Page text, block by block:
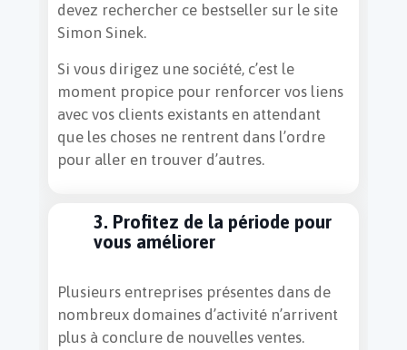
devez rechercher ce bestseller sur le site
Simon Sinek.
Si vous dirigez une société, c’est le
moment propice pour renforcer vos liens
avec vos clients existants en attendant
que les choses ne rentrent dans l’ordre
pour aller en trouver d’autres.
3. Profitez de la période pour
vous améliorer
Plusieurs entreprises présentes dans de
nombreux domaines d’activité n’arrivent
plus à conclure de nouvelles ventes.